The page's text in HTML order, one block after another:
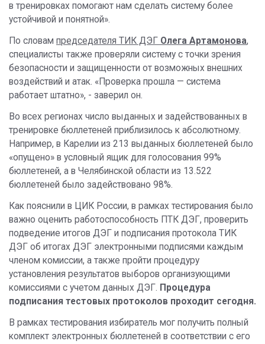
в тренировках помогают нам сделать систему более
устойчивой и понятной».
По словам председателя ТИК ДЭГ Олега Артамонова,
специалисты также проверяли систему с точки зрения
безопасности и защищенности от возможных внешних
воздействий и атак. «Проверка прошла — система
работает штатно», - заверил он.
Во всех регионах число выданных и задействованных в
тренировке бюллетеней приблизилось к абсолютному.
Например, в Карелии из 213 выданных бюллетеней было
«опущено» в условный ящик для голосования 99%
бюллетеней, а в Челябинской области из 13.522
бюллетеней было задействовано 98%.
Как пояснили в ЦИК России, в рамках тестирования было
важно оценить работоспособность ПТК ДЭГ, проверить
подведение итогов ДЭГ и подписания протокола ТИК
ДЭГ об итогах ДЭГ электронными подписями каждым
членом комиссии, а также пройти процедуру
установления результатов выборов организующими
комиссиями с учетом данных ДЭГ. Процедура
подписания тестовых протоколов проходит сегодня.
В рамках тестирования избиратель мог получить полный
комплект электронных бюллетеней в соответствии с его